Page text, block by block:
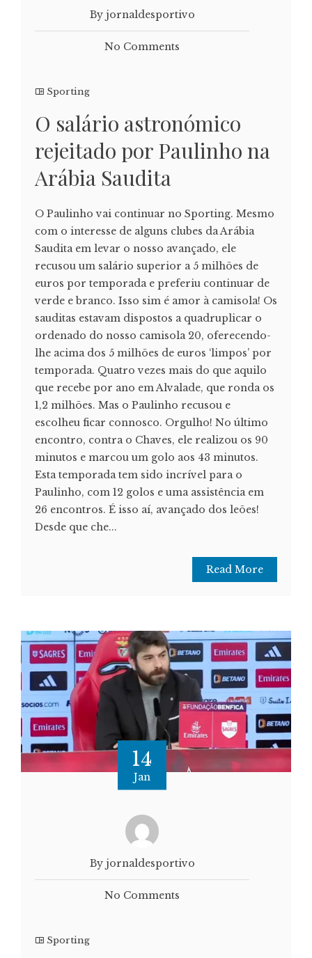
By jornaldesportivo
No Comments
Sporting
O salário astronómico
rejeitado por Paulinho na
Arábia Saudita
O Paulinho vai continuar no Sporting. Mesmo
com o interesse de alguns clubes da Arábia
Saudita em levar o nosso avançado, ele
recusou um salário superior a 5 milhões de
euros por temporada e preferiu continuar de
verde e branco. Isso sim é amor à camisola! Os
sauditas estavam dispostos a quadruplicar o
ordenado do nosso camisola 20, oferecendo-
lhe acima dos 5 milhões de euros ‘limpos’ por
temporada. Quatro vezes mais do que aquilo
que recebe por ano em Alvalade, que ronda os
1,2 milhões. Mas o Paulinho recusou e
escolheu ficar connosco. Orgulho! No último
encontro, contra o Chaves, ele realizou os 90
minutos e marcou um golo aos 43 minutos.
Esta temporada tem sido incrível para o
Paulinho, com 12 golos e uma assistência em
26 encontros. É isso aí, avançado dos leões!
Desde que che...
Read More
14
Jan
By jornaldesportivo
No Comments
Sporting